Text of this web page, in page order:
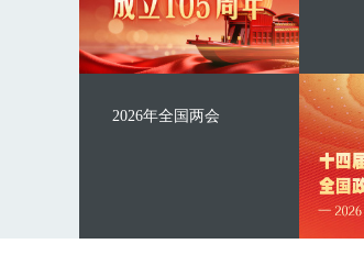
2026年全国两会